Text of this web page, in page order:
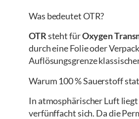
Was bedeutet OTR?
OTRsteht fürOxygen
durch eine Folie oder
Auflösungsgrenze
Warum 100 % Sauerstoff
In atmosphärischer Luft
verfünffacht sich. Da die